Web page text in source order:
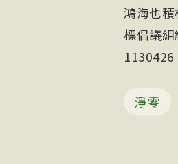
鴻海也
標倡議
1130426
淨零